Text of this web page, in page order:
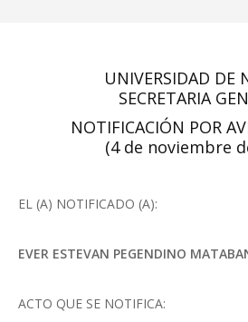
UNIVERSIDAD DE
SECRETARIA
NOTIFICACIÓN POR
(4 de noviembre
EL (A) NOTIFICADO (A):
EVER ESTEVAN PEGENDINO
ACTO QUE SE NOTIFICA: